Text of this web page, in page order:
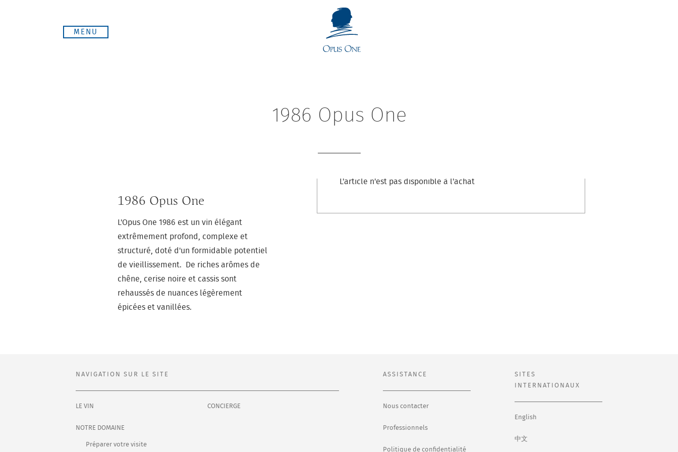
MENU
1986 Opus One
1986 Opus One
L'Opus One 1986 est un vin élégant
extrêmement profond, complexe et
structuré, doté d'un formidable potentiel
de vieillissement. De riches arômes de
chêne, cerise noire et cassis sont
rehaussés de nuances légèrement
épicées et vanillées.
L'article n'est pas disponible à l'achat
NAVIGATION SUR LE SITE
LE VIN
NOTRE DOMAINE
Préparer votre visite
CONCIERGE
ASSISTANCE
Nous contacter
Professionnels
Politique de confidentialité
SITES
INTERNATIONAUX
English
中文